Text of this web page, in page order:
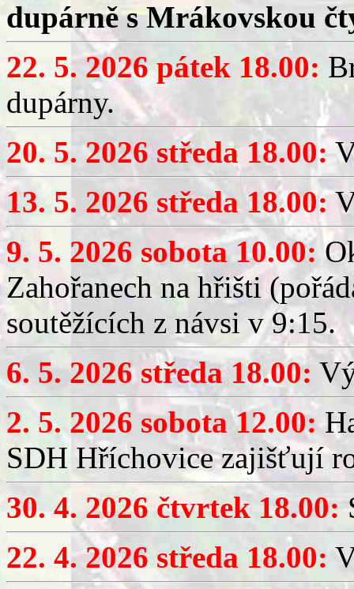
dupárně s Mrákovskou
22. 5. 2026 pátek 18.00:
dupárny.
20. 5. 2026 středa 18.00:
13. 5. 2026 středa 18.00:
9. 5. 2026 sobota 10.00:
Zahořanech na hřišti
soutěžících z návsi v 9:15.
6. 5. 2026 středa 18.00:
2. 5. 2026 sobota 12.00:
SDH Hříchovice zajišťují
30. 4. 2026 čtvrtek 18.00:
22. 4. 2026 středa 18.00: